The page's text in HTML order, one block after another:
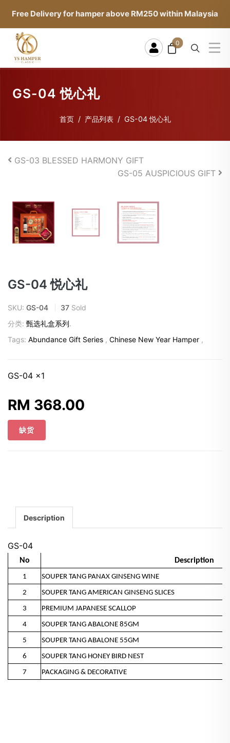
Free Delivery for hamper above RM250 within Malaysia
0
GS-04 悦心礼
首页 产品列表 GS-04 悦心礼
GS-03 BLESSED HARMONY GIFT
GS-05 AUSPICIOUS GIFT
GS-04 悦心礼
SKU: GS-04 37 Sold
分类: 甄选礼盒系列.
Tags: Abundance Gift Series , Chinese New Year Hamper ,
GS-04 x1
RM 368.00
缺货
Description
GS-04
No Description
1 SOUPER TANG PANAX GINSENG WINE
2 SOUPER TANG AMERICAN GINSENG SLICES
3 PREMIUM JAPANESE SCALLOP
4 SOUPER TANG ABALONE 85GM
5 SOUPER TANG ABALONE 55GM
6 SOUPER TANG HONEY BIRD NEST
7 PACKAGING & DECORATIVE